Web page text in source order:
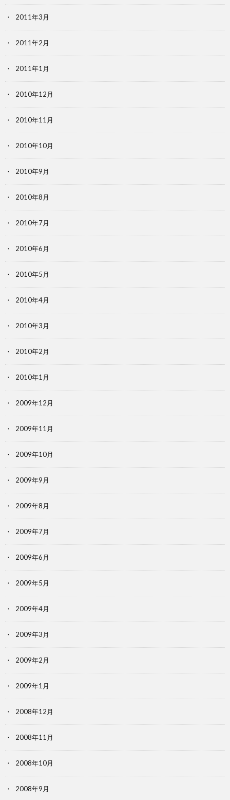
2011年3月
2011年2月
2011年1月
2010年12月
2010年11月
2010年10月
2010年9月
2010年8月
2010年7月
2010年6月
2010年5月
2010年4月
2010年3月
2010年2月
2010年1月
2009年12月
2009年11月
2009年10月
2009年9月
2009年8月
2009年7月
2009年6月
2009年5月
2009年4月
2009年3月
2009年2月
2009年1月
2008年12月
2008年11月
2008年10月
2008年9月